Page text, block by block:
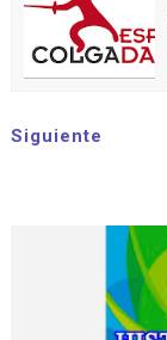
Siguiente